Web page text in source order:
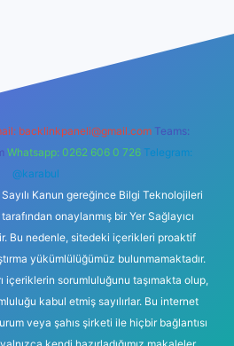
backlinkpaneli@gmail.com Teams:
Whatsapp: 0262 606 0 726 Telegram:
@karabul
Kanun gereğince Bilgi Teknolojileri
onaylanmış bir Yer Sağlayıcı
Bu nedenle, sitedeki içerikleri proaktif
yükümlülüğümüz bulunmamaktadır.
içeriklerin sorumluluğunu taşımakta olup,
kabul etmiş sayılırlar. Bu internet
veya şahıs şirketi ile hiçbir bağlantısı